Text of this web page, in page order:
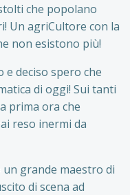
che popolano
Un agriCultore con la
non esistono più!
deciso spero che
di oggi! Sui tanti
prima ora che
reso inermi da
grande maestro di
di scena ad